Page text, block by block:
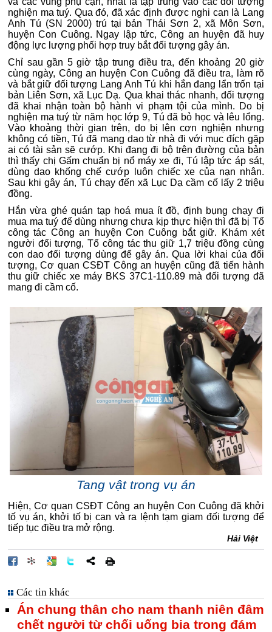
nghiện ma tuý. Qua đó, đã xác định được nghi can là Lang
Anh Tú (SN 2000) trú tại bản Thái Sơn 2, xã Môn Sơn,
huyện Con Cuông. Ngay lập tức, Công an huyện đã huy
động lực lượng phối hợp truy bắt đối tượng gây án.
Chỉ sau gần 5 giờ tập trung điều tra, đến khoảng 20 giờ
cùng ngày, Công an huyện Con Cuông đã điều tra, làm rõ
và bắt giữ đối tượng Lang Anh Tú khi hắn đang lẩn trốn tại
bản Liên Sơn, xã Lục Dạ. Qua khai thác nhanh, đối tượng
đã khai nhận toàn bộ hành vi phạm tội của mình. Do bị
nghiện ma tuý từ năm học lớp 9, Tú đã bỏ học và lêu lổng.
Vào khoảng thời gian trên, do bị lên cơn nghiện nhưng
không có tiền, Tú đã mang dao từ nhà đi với mục đích gặp
ai có tài sản sẽ cướp. Khi đang đi bộ trên đường của bản
thì thấy chị Gấm chuẩn bị nổ máy xe đi, Tú lập tức áp sát,
dùng dao khống chế cướp luôn chiếc xe của nạn nhân.
Sau khi gây án, Tú chạy đến xã Lục Dạ cầm cố lấy 2 triệu
đồng.
Hắn vừa ghé quán tạp hoá mua ít đồ, định bụng chạy đi
mua ma tuý để dùng nhưng chưa kịp thực hiện thì đã bị Tổ
công tác Công an huyện Con Cuông bắt giữ.
Khám xét
người đối tượng, Tổ công tác thu giữ 1,7 triệu đồng cùng
con dao đối tượng dùng để gây án. Qua lời khai của đối
tượng, Cơ quan CSĐT Công an huyện cũng đã tiến hành
thu giữ chiếc xe máy BKS 37C1-110.89 mà đối tượng đã
mang đi cầm cố.
Tang vật trong vụ án
Hiện, Cơ quan CSĐT Công an huyện Con Cuông đã khởi
tố vụ án, khởi tố bị can và ra lệnh tạm giam đối tượng để
tiếp tục điều tra mở rộng.
Hải Việt
Các tin khác
Án chung thân cho nam thanh niên đâm
chết người từ chối uống bia trong đám